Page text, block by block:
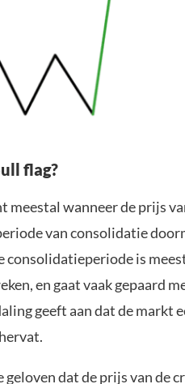
flag?
wanneer de prijs
van consolidatie
consolidatieperiode is
en gaat vaak gepaard
geeft aan dat de markt
geloven dat de prijs van de